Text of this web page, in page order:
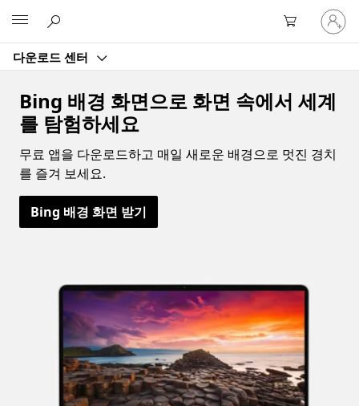
다운로드 센터
귀
하
계
로
그
Bing 배경 화면으로 화면 속에서 세계
를 탐험하세요
무료 앱을 다운로드하고 매일 새로운 배경으로 멋진 경치
를 즐겨 보세요.
Bing 배경 화면 받기